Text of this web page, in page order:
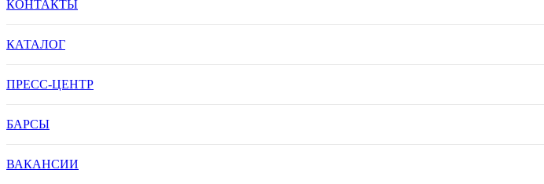
КОНТАКТЫ
КАТАЛОГ
ПРЕСС-ЦЕНТР
БАРСЫ
ВАКАНСИИ